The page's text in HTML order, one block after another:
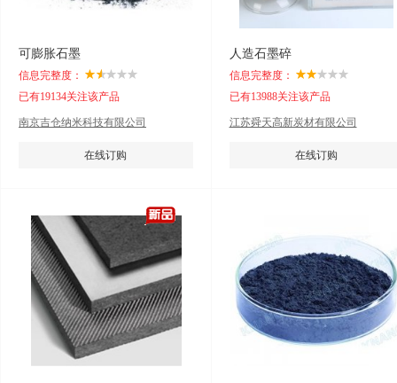
可膨胀石墨
信息完整度：
已有19134关注该产品
南京吉仓纳米科技有限公司
在线订购
人造石墨碎
信息完整度：
已有13988关注该产品
江苏舜天高新炭材有限公司
在线订购